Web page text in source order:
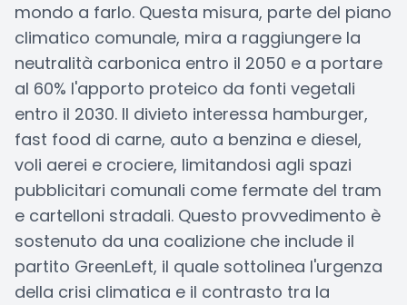
mondo a farlo. Questa misura, parte del piano
climatico comunale, mira a raggiungere la
neutralità carbonica entro il 2050 e a portare
al 60% l'apporto proteico da fonti vegetali
entro il 2030. Il divieto interessa hamburger,
fast food di carne, auto a benzina e diesel,
voli aerei e crociere, limitandosi agli spazi
pubblicitari comunali come fermate del tram
e cartelloni stradali. Questo provvedimento è
sostenuto da una coalizione che include il
partito GreenLeft, il quale sottolinea l'urgenza
della crisi climatica e il contrasto tra la